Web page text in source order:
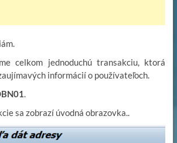
celkom jednoduchú transakciu, ktorá
informácií o používateľoch.
sa zobrazí úvodná obrazovka..